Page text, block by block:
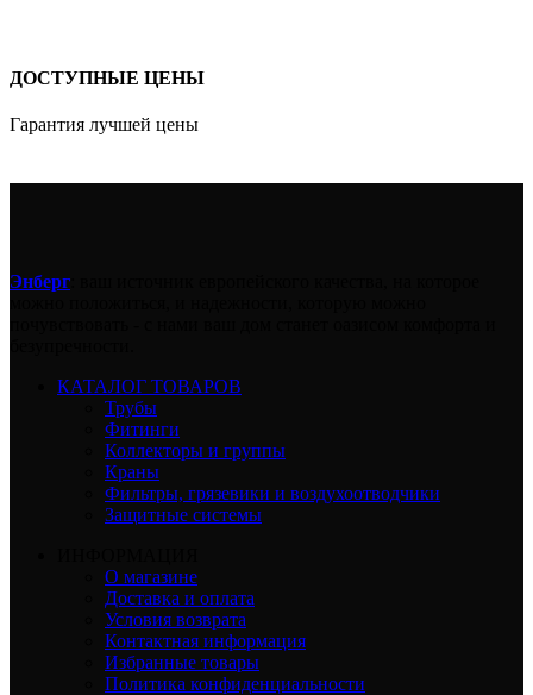
ДОСТУПНЫЕ ЦЕНЫ
Гарантия лучшей цены
Энберг
КАТАЛОГ ТОВАРОВ
Трубы
Фитинги
Коллекторы и группы
Краны
Фильтры, грязевики и воздухоотводчики
Защитные системы
О магазине
Доставка и оплата
Условия возврата
Контактная информация
Избранные товары
Политика конфиденциальности